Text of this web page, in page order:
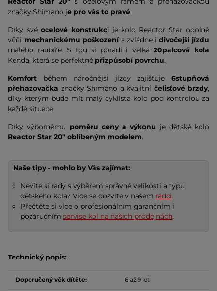
značky Shimano je pro vás to pravé.
Díky svéocelové konstrukcije kolo Reactor Star odolné
vůči mechanickému poškozenía zvládne idivočejší jízdu
malého raubíře. S tou si poradí i velká20palcová kola
Kenda, která se perfektně přizpůsobí povrchu.
Komfort během náročnější jízdy zajišťuje 6stupňová
přehazovačka značky Shimano a kvalitní čelisťové brzdy,
díky kterým bude mít malý cyklista kolo pod kontrolou za
každé situace.
Díky výbornému poměru ceny a výkonu je dětské kolo
Reactor Star 20" oblíbeným modelem.
Naše tipy - mohlo by Vás zajímat:
Nevíte si rady s výběrem správné velikosti a typu
dětského kola? Více se dozvíte v našem rádci.
Přečtěte si více o profesionálním garančním i
pozáručnímservise kol na našich prodejnách.
Technický popis:
Doporučený věk dítěte: 6 až 9 let